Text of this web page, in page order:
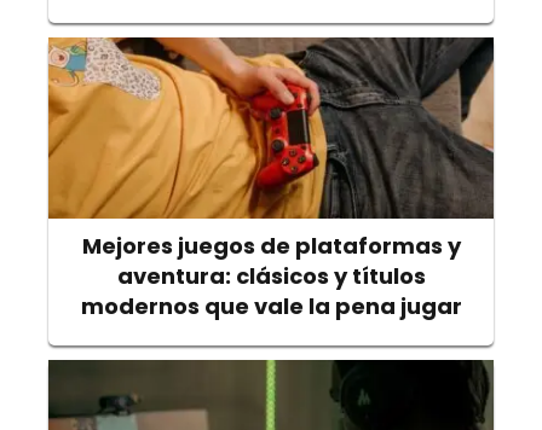
Mejores juegos de plataformas y
aventura: clásicos y títulos
modernos que vale la pena jugar